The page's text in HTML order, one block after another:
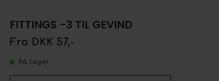
FITTINGS -3 TIL GEVIND
Fra DKK 57,-
På lager